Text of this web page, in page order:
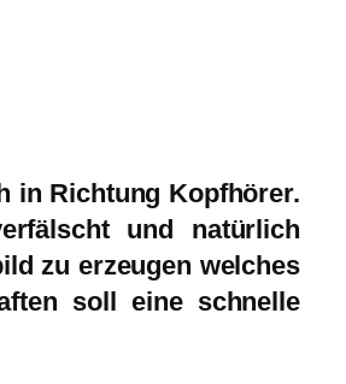
in Richtung Kopfhörer.
und natürlich
zu erzeugen welches
soll eine schnelle